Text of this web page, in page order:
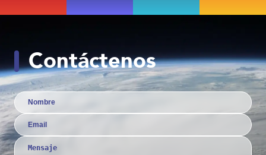
Contáctenos